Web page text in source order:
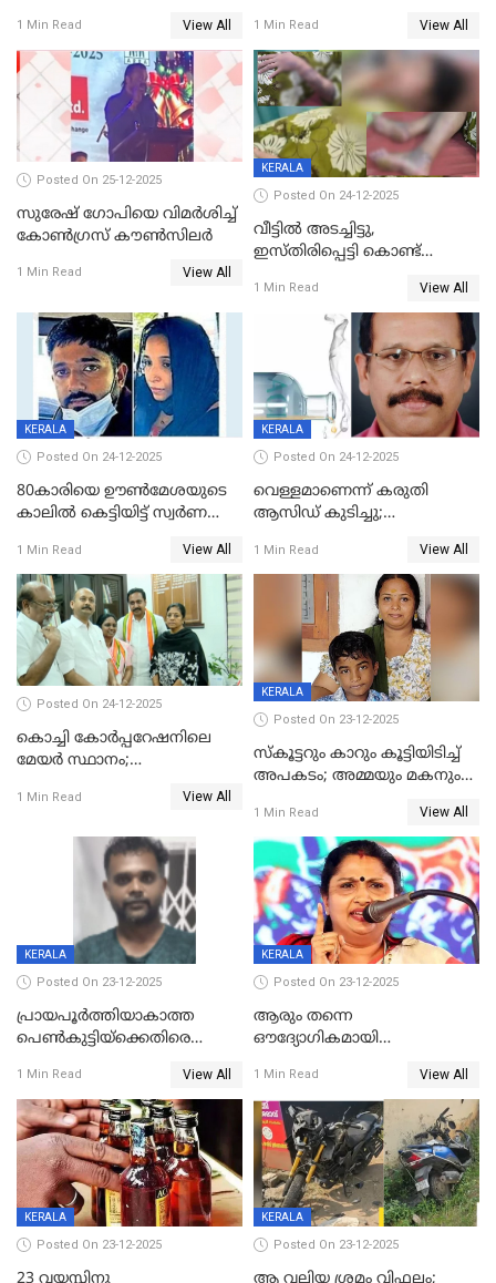
1 Min Read View All 1 Min Read View All
Posted On 25-12-2025
സുരേഷ് ഗോപിയെ വിമര്‍ശിച്ച്
കോണ്‍ഗ്രസ് കൗണ്‍സിലര്‍
1 Min Read View All
KERALA
Posted On 24-12-2025
വീട്ടിൽ അടച്ചിട്ടു,
ഇസ്തിരിപ്പെട്ടി കൊണ്ട്
ഗർഭിണിയായ യുവതിക്ക് ക്രൂര
1 Min Read View All
KERALA
Posted On 24-12-2025
80കാരിയെ ഊൺമേശയുടെ
കാലിൽ കെട്ടിയിട്ട് സ്വർണവും
കൊച്ചുമകനും സുഹൃത്തും
അറസ്റ്റിൽ
1 Min Read View All
KERALA
Posted On 24-12-2025
വെള്ളമാണെന്ന് കരുതി
ആസിഡ് കുടിച്ചു;
മരിച്ചു
1 Min Read View All
Posted On 24-12-2025
കൊച്ചി കോര്‍പ്പറേഷനിലെ
മേയര്‍ സ്ഥാനം;
രൂക്ഷം
1 Min Read View All
KERALA
Posted On 23-12-2025
സ്കൂട്ടറും കാറും കൂട്ടിയിടിച്ച്
അപകടം; അമ്മയും മകനും
ഗുരുതരാവസ്ഥയിൽ
1 Min Read View All
KERALA
Posted On 23-12-2025
പ്രായപൂർത്തിയാകാത്ത
പെൺകുട്ടിയ്ക്കെതിരെ
59 വർഷം തടവും 90,൦൦൦ രൂപ
പിഴയും ശിക്ഷ
1 Min Read View All
KERALA
Posted On 23-12-2025
ആരും തന്നെ
ഔദ്യോഗികമായി
കണ്ടെത്താൻ ഇന്ന് കോർ
കമ്മിറ്റി കൂടിയില്ല';
അതൃപ്തിയുമായി ദീപ്തി മേരി
വർഗീസ്
1 Min Read View All
KERALA
Posted On 23-12-2025
23 വയസ്സിനു
KERALA
Posted On 23-12-2025
ആ വലിയ ശ്രമം വിഫലം;